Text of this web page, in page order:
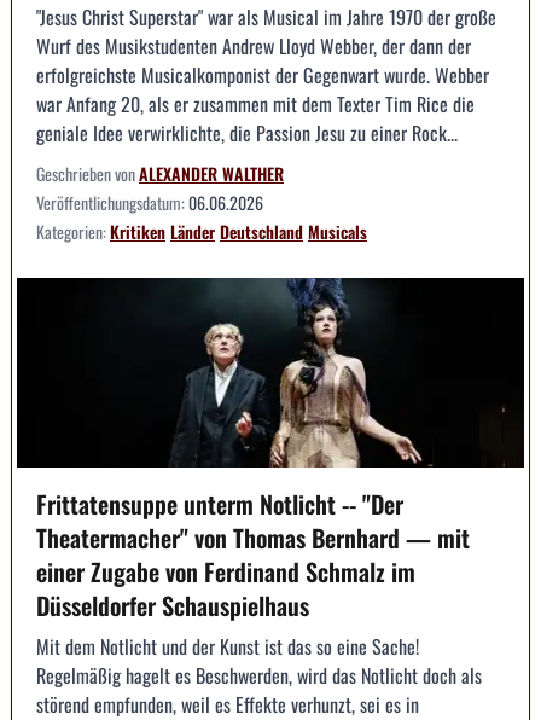
"Jesus Christ Superstar" war als Musical im Jahre 1970 der große
Wurf des Musikstudenten Andrew Lloyd Webber, der dann der
erfolgreichste Musicalkomponist der Gegenwart wurde. Webber
war Anfang 20, als er zusammen mit dem Texter Tim Rice die
geniale Idee verwirklichte, die Passion Jesu zu einer Rock...
Geschrieben vonALEXANDER WALTHER
Veröffentlichungsdatum:06.06.2026
Kategorien:KritikenLänderDeutschlandMusicals
Frittatensuppe unterm Notlicht -- "Der
Theatermacher" von Thomas Bernhard — mit
einer Zugabe von Ferdinand Schmalz im
Düsseldorfer Schauspielhaus
Mit dem Notlicht und der Kunst ist das so eine Sache!
Regelmäßig hagelt es Beschwerden, wird das Notlicht doch als
störend empfunden, weil es Effekte verhunzt, sei es in